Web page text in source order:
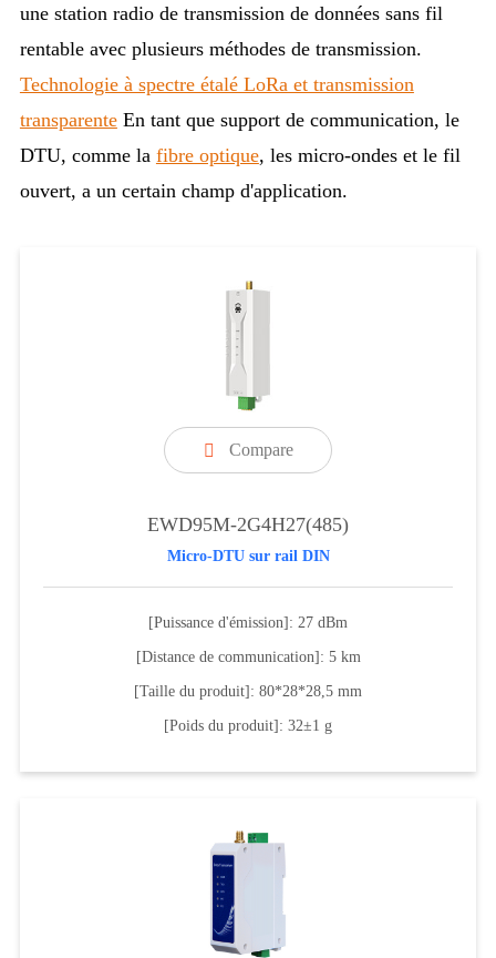
une station radio de transmission de données sans fil
rentable avec plusieurs méthodes de transmission.
Technologie à spectre étalé LoRa et transmission
transparenteEn tant que support de communication, le
DTU, comme la fibre optique, les micro-ondes et le fil
ouvert, a un certain champ d'application.
 Compare
EWD95M-2G4H27(485)
Micro-DTU sur rail DIN
[Puissance d'émission]: 27 dBm
[Distance de communication]: 5 km
[Taille du produit]: 80*28*28,5 mm
[Poids du produit]: 32±1 g